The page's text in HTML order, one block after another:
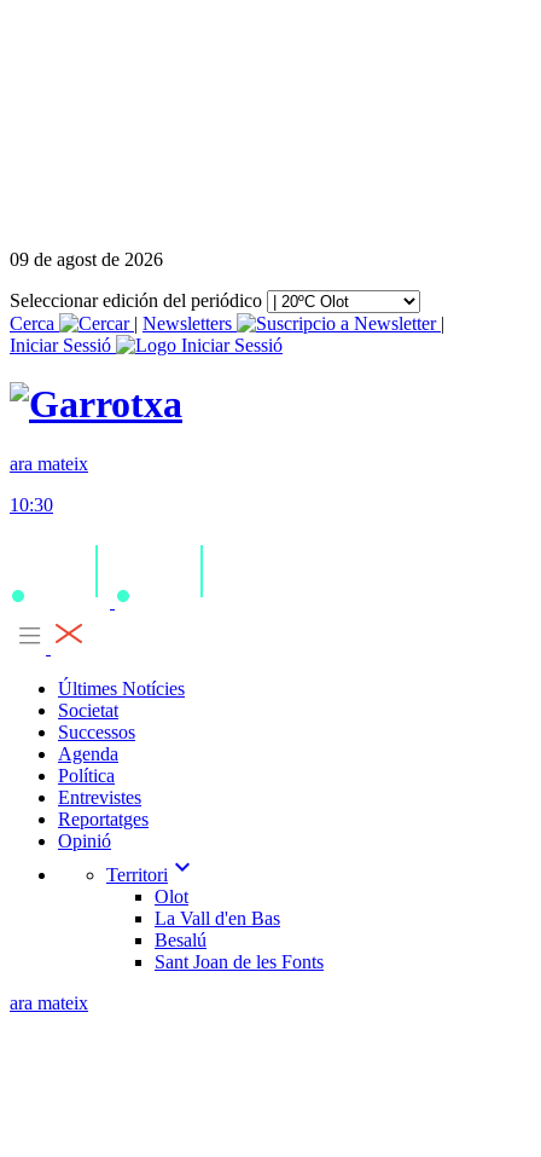
09 de agost de 2026
Seleccionar edición del periódico
Cerca
| Newsletters
|
Iniciar Sessió
ara mateix
10:30
Últimes Notícies
Societat
Successos
Agenda
Política
Entrevistes
Reportatges
Opinió
Territori expand_more
Olot
La Vall d'en Bas
Besalú
Sant Joan de les Fonts
ara mateix